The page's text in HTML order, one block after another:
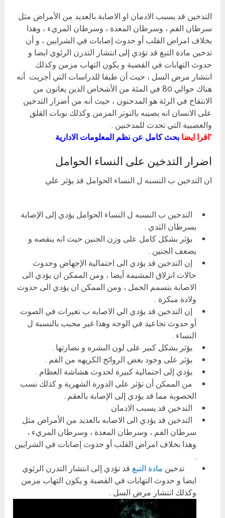
التدخين قد يسبب الادمان او الاصابة بالعديد من الأمراض مثل
سرطان الفم ، وسرطان المعدة ، وسرطان المريء ، وهذا
بخلاف امراض القلب أو حدوث إصابات في الشرايين ، و أن
تدخين مادة التبغ قد تؤدي إلى انتشار التدرن الرئوي ايضا و
حدوث التهابات في القصبة و يكون التهاب مزمن وكذلك
انتشار مرض السل ، حيث أن طبقا للدراسات التي أجريت أنه
هناك حوالي 80 في المئة من الأشخاص الذين يعانون من
الانتفاخ في الرئة هو المدخنون ، حيث أنه من أضرار التدخين
على الانسان انه يصيبه بالتوتر المزمن وكذلك نوبات القلق
والعصبية التي تحدث للمدخنين .
*اقرا ايضابحث كامل عن نظم المعلومات الادارية
اضرار التدخين على النساء الحوامل
ان التدخين ب النسبه ل النساء الحوامل قد يؤثر علي
التدخين ب النسبه ل النساء الحوامل يؤدي إلى الإصابة
بسرطان الثدي .
يؤثر بشكل كامل على وزن الجنين حيث انه ينقصه و
يضعف الجنين .
إن التدخين قد يؤدي الى احتمالية الإجهاض وحدوث
حالات انزلاق المشيمة أيضا ، ومن الممكن ان يؤدي الى
الاصابة بتسمم الحمل ، ومن الممكن ان يؤدي الى حدوث
ولادة مبكرة .
إن التدخين قد يؤدي الي الاصابه ب تغيرات في الصوت
أو حدوث تجاعيد في الوجه وهذا غير محبب بالنسبة ل
النساء .
يؤثر بشكل كبير على لون البشره و نضارتها .
يؤثر على وجود بعض الروائح الكريهه من الفم .
يؤدي إلى احتمالية كبيرة لحدوث هشاشة العظام .
من الممكن أن تؤثر على الدورة الشهرية و كذلك نسب
الخصوبة مما قد يؤدي إلى الإصابة بالعقم .
التدخين قد يسبب الادمان
التدخين قد يؤدي الى الاصابه بالعديد من الأمراض مثل
سرطان الفم ، وسرطان المعدة ، وسرطان المريء ،
وهذا بخلاف امراض القلب أو حدوث إصابات في الشرايين
.
تدخين مادة التبغ قد تؤدي إلى انتشار التدرن الرئوي
ايضا و حدوث التهابات في القصبة و يكون التهاب مزمن
وكذلك انتشار مرض السل .